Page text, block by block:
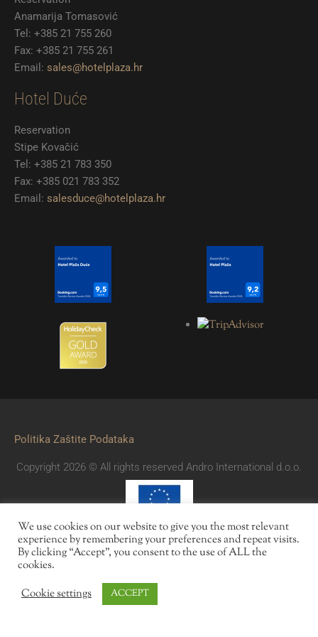
Anamarija Tomasović
Tel: +385 21 755 260
Fax: +385 21 755 261
Email: sales@hotelplaza.hr
Hotel Duće
Reservation
Stipe Kovačić
Tel: +385 21 783 350
Fax: +385 021 783 352
Email: salesduce@hotelplaza.hr
Politika Zaštite Podataka
Copyright 2026 © All rights reserved Andro International d.o.o.
We use cookies on our website to give you the most relevant
experience by remembering your preferences and repeat visits.
By clicking “Accept”, you consent to the use of ALL the
cookies.
Cookie settings
ACCEPT